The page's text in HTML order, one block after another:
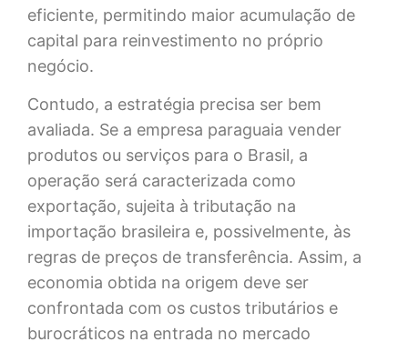
eficiente, permitindo maior acumulação de
capital para reinvestimento no próprio
negócio.
Contudo, a estratégia precisa ser bem
avaliada. Se a empresa paraguaia vender
produtos ou serviços para o Brasil, a
operação será caracterizada como
exportação, sujeita à tributação na
importação brasileira e, possivelmente, às
regras de preços de transferência. Assim, a
economia obtida na origem deve ser
confrontada com os custos tributários e
burocráticos na entrada no mercado